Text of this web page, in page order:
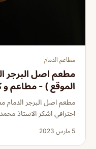
مطاعم الدمام
مطعم اصل البرجر
الموقع ) - مطاعم و
مطعم اصل البرجر الدمام
احترافي اشكر الاستاذ
5 مارس 2023